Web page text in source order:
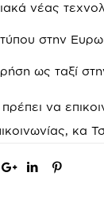
νέας
στην
ως ταξί
να
κα